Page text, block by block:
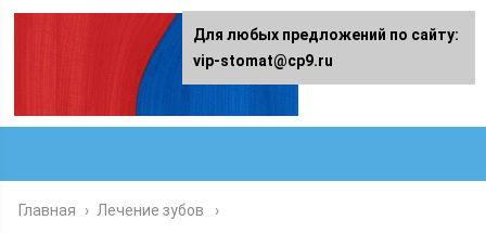
Главная › Лечение зубов
Для любых предложений по сайту:
vip-stomat@cp9.ru